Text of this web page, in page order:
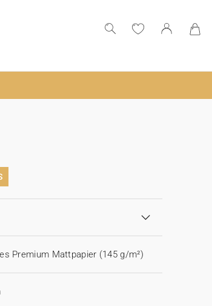
Premium Mattpapier (145 g/m²)